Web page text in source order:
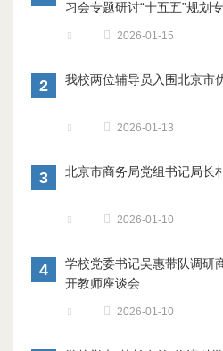
习会专题研讨“十五五”规划
2026-01-15
2 我校两位辅导员入围北京市
2026-01-13
3 北京市商务局党组书记局长
2026-01-10
4
学校党委书记吴惠带队调研
开教师座谈会
2026-01-10